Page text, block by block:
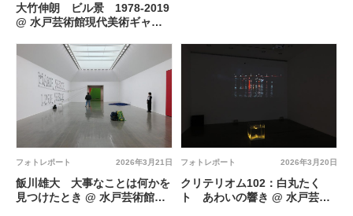
大竹伸朗 ビル景 1978-2019
@ 水戸芸術館現代美術ギャラ
2026年3月21日
フォトレポート
飯川雄大 大事なことは何かを
見つけたとき @ 水戸芸術館現
2026年3月20日
フォトレポート
クリテリオム102：白丸たく
ト あわいの響き @ 水戸芸術